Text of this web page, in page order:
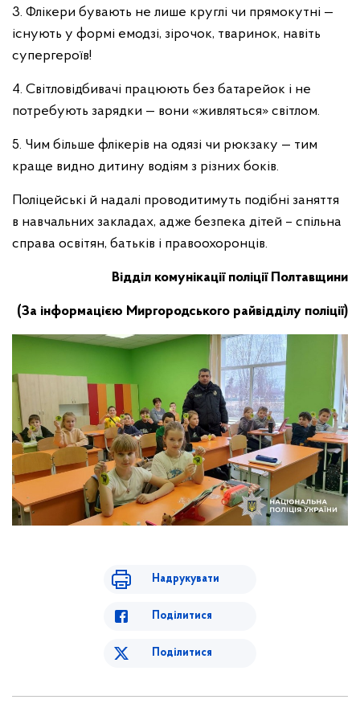
3. Флікери бувають не лише круглі чи прямокутні —
існують у формі емодзі, зірочок, тваринок, навіть
супергероїв!
4. Світловідбивачі працюють без батарейок і не
потребують зарядки — вони «живляться» світлом.
5. Чим більше флікерів на одязі чи рюкзаку — тим
краще видно дитину водіям з різних боків.
Поліцейські й надалі проводитимуть подібні заняття
в навчальних закладах, адже безпека дітей – спільна
справа освітян, батьків і правоохоронців.
Відділ комунікації поліції Полтавщини
(За інформацією Миргородського райвідділу поліції)
Надрукувати
Поділитися
Поділитися